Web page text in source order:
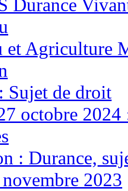
Durance
et Agriculture
Sujet de droit
octobre 2024
: Durance,
2023